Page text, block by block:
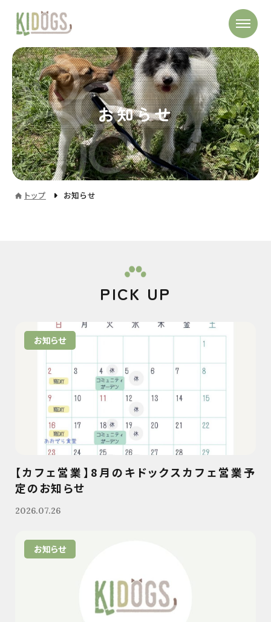
お知らせ
トップ お知らせ
PICK UP
お知らせ
【カフェ営業】8月のキドックスカフェ営業予
定のお知らせ
2026.07.26
お知らせ